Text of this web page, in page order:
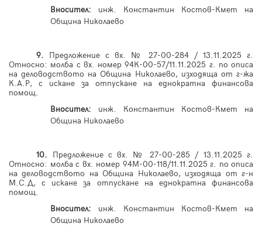
Вносител: инж.
Константин Костов-Кмет на
Община Николаево
9. Предложение с вх. № 27-00-284 / 13.11.2025 г.
Относно: молба с вх. номер 94К-00-57/11.11.2025 г. по описа
на деловодството на Община Николаево, изходяща от г-жа
К.А.Р, с искане за отпускане на еднократна финансова
помощ.
Вносител: инж.
Константин Костов-Кмет на
Община Николаево
10. Предложение с вх. № 27-00-285 / 13.11.2025 г.
Относно: молба с вх. номер 94М-00-118/11.11.2025 г. по описа
на деловодството на Община Николаево, изходяща от г-н
М.С.Д, с искане за отпускане на еднократна финансова
помощ.
Вносител: инж.
Константин Костов-Кмет на
Община Николаево